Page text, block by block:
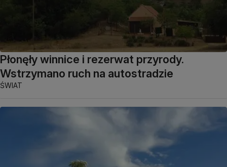
Płonęły winnice i rezerwat przyrody.
Wstrzymano ruch na autostradzie
ŚWIAT